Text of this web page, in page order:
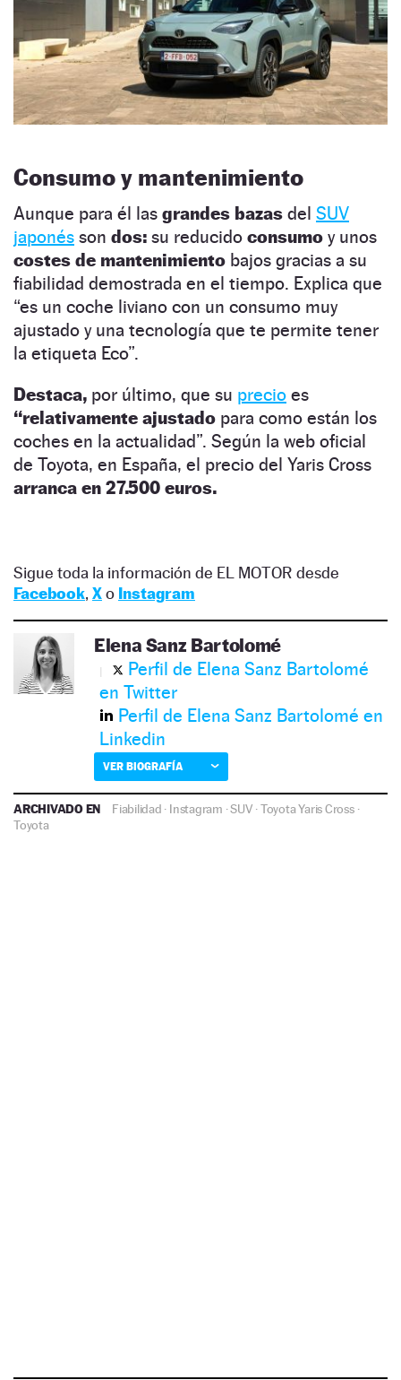
Consumo y mantenimiento
Aunque para él las grandes bazas del SUV
japonés son dos: su reducido consumo y unos
costes de mantenimiento bajos gracias a su
fiabilidad demostrada en el tiempo. Explica que
“es un coche liviano con un consumo muy
ajustado y una tecnología que te permite tener
la etiqueta Eco”.
Destaca, por último, que su precio es
“relativamente ajustado para como están los
coches en la actualidad”. Según la web oficial
de Toyota, en España, el precio del Yaris Cross
arranca en 27.500 euros.
Sigue toda la información de EL MOTOR desde
Facebook, Xo Instagram
Elena Sanz Bartolomé
Perfil de Elena Sanz Bartolomé
en Twitter
Perfil de Elena Sanz Bartolomé en
Linkedin
VER BIOGRAFÍA
ARCHIVADO EN Fiabilidad · Instagram ·SUV ·Toyota Yaris Cross·
Toyota